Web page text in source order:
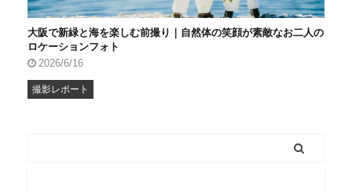
大阪で新緑と海を楽しむ前撮り｜自然体の笑顔が素敵なお二人の
ロケーションフォト
2026/6/16
撮影レポート